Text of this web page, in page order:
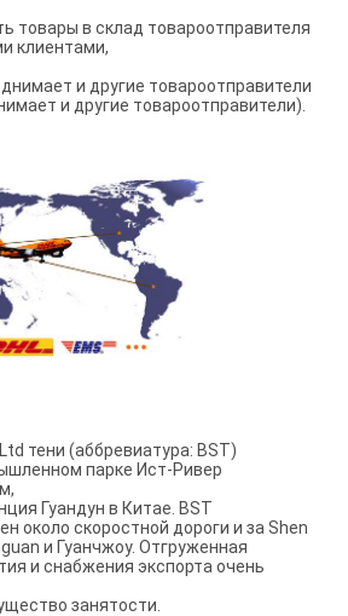
товары в склад товароотправителя
клиентами,
и другие товароотправители
и другие товароотправители).
тени (аббревиатура: BST)
парке Ист-Ривер
Гуандун в Китае. BST
около скоростной дороги и за Shen
и Гуанчжоу. Отгруженная
и снабжения экспорта очень
занятости.